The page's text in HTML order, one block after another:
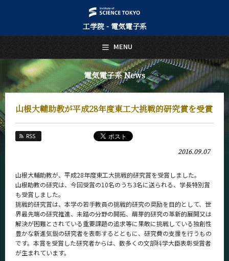
工学院 - 電気電子系
電気電子系 News
山根大輔助教が平成28年度東工大挑戦的研究賞を受賞
RSS
2016.09.07
山根大輔助教が、平成28年度東工大挑戦的研究賞を受賞しました。
山根助教の研究は、今回受賞の10名のうち3名に送られる、学長特別賞
も受賞しました。
挑戦的研究賞は、本学の若手教員の挑戦的研究の奨励を目的として、世
界最先端の研究推進、未踏の分野の開拓、萌芽的研究の革新的展開又は
解決が困難とされている重要課題の追求等に果敢に挑戦している独創性
豊かな新進気鋭の研究者を表彰するとともに、研究費の支援を行うもの
です。本賞を受賞した研究者からは、数多くの文部科学大臣表彰受賞者
が生まれています。
MENU
日本語 English
トップページ
Top Page
電気電子系について
About Us
教育
Education
教員・研究室
未来
Future
入学案内
Admissions
電気電子系 News
News
News 一覧